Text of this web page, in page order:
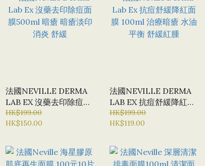
法國NEVILLE DERMA
LAB EX 沒藥去印除痘面
膜500ML 暗瘡 暗瘡淡印
消炎 舒緩
HK$199.00
HK$150.00
法國NEVILLE DERMA
LAB EX 抗痘舒緩降紅面
膜 100ML 治療暗瘡 水油
平衡 舒緩紅腫
HK$199.00
HK$119.00